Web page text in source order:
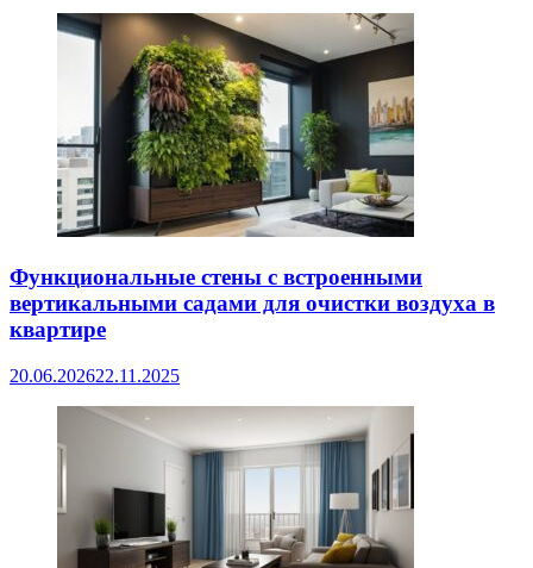
Функциональные стены с встроенными
вертикальными садами для очистки воздуха в
квартире
20.06.202622.11.2025